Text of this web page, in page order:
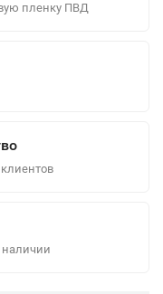
пленку ПВД
наличии